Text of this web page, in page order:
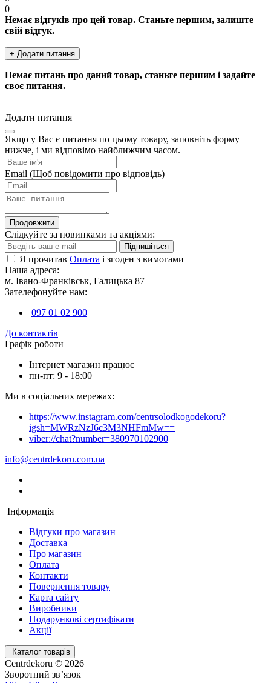
0
Немає відгуків про цей товар. Станьте першим, залиште
свій відгук.
+ Додати питання
Немає питань про даний товар, станьте першим і задайте
своє питання.
Додати питання
Якщо у Вас є питання по цьому товару, заповніть форму
нижче, і ми відповімо найближчим часом.
Email (Щоб повідомити про відповідь)
Продовжити
Слідкуйте за новинками та акціями:
Підпишіться
Я прочитав Оплата і згоден з вимогами
Наша адреса:
м. Івано-Франківськ, Галицька 87
Зателефонуйте нам:
097 01 02 900
До контактів
Графік роботи
Інтернет магазин працює
пн-пт: 9 - 18:00
Ми в соціальних мережах:
https://www.instagram.com/centrsolodkogodekoru?
igsh=MWRzNzJ6c3M3NHFmMw==
viber://chat?number=380970102900
info@centrdekoru.com.ua
Інформація
Відгуки про магазин
Доставка
Про магазин
Оплата
Контакти
Повернення товару
Карта сайту
Виробники
Подарункові сертифікати
Акції
Каталог товарів
Centrdekoru © 2026
Зворотний зв’язок